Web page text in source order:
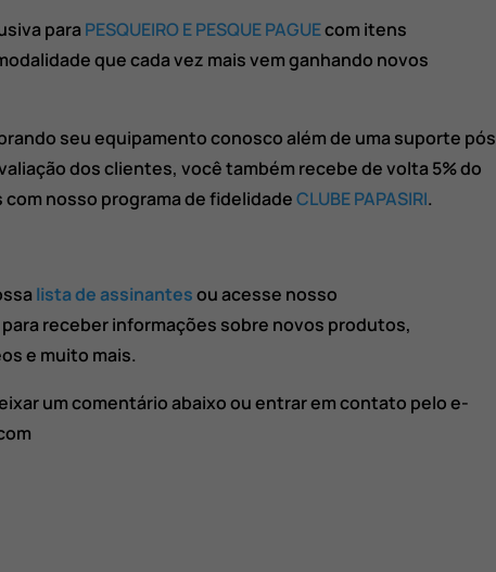
para PESQUEIRO E PESQUE PAGUEcom itens
que cada vez mais vem ganhando novos
seu equipamento conosco além de uma suporte pós
dos clientes, você também recebe de volta 5% do
com nosso programa de fidelidadeCLUBE PAPASIRI.
lista de assinantesou acesse nosso
receber informações sobre novos produtos,
e muito mais.
um comentário abaixo ou entrar em contato pelo e-